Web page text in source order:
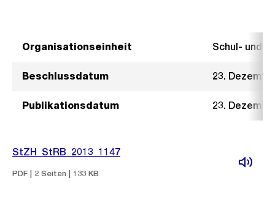
Organisationseinheit Schul- und
Beschlussdatum 23.
Publikationsdatum 23.
StZH_StRB_2013_1147
PDF | 2 Seiten | 133 KB